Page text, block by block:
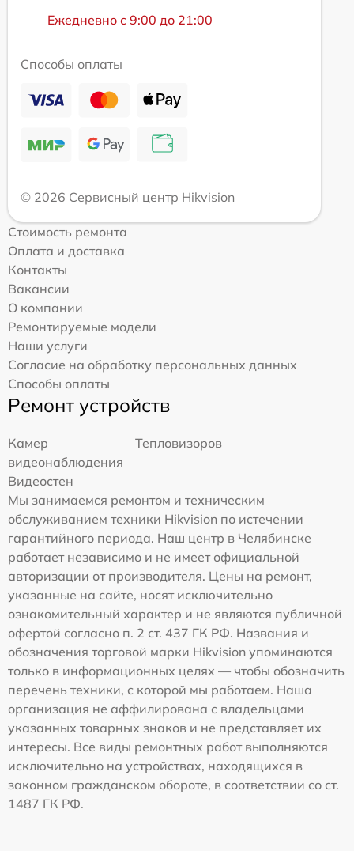
Ежедневно с 9:00 до 21:00
Способы оплаты
© 2026 Сервисный центр Hikvision
Стоимость ремонта
Оплата и доставка
Контакты
Вакансии
О компании
Ремонтируемые модели
Наши услуги
Согласие на обработку персональных данных
Способы оплаты
Ремонт устройств
Камер
видеонаблюдения
Тепловизоров
Видеостен
Мы занимаемся ремонтом и техническим
обслуживанием техники Hikvision по истечении
гарантийного периода. Наш центр в Челябинске
работает независимо и не имеет официальной
авторизации от производителя. Цены на ремонт,
указанные на сайте, носят исключительно
ознакомительный характер и не являются публичной
офертой согласно п. 2 ст. 437 ГК РФ. Названия и
обозначения торговой марки Hikvision упоминаются
только в информационных целях — чтобы обозначить
перечень техники, с которой мы работаем. Наша
организация не аффилирована с владельцами
указанных товарных знаков и не представляет их
интересы. Все виды ремонтных работ выполняются
исключительно на устройствах, находящихся в
законном гражданском обороте, в соответствии со ст.
1487 ГК РФ.